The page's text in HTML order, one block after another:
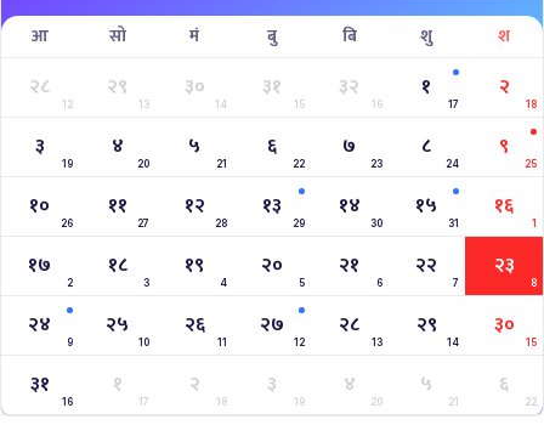
आ सो मं बु बि शु श
२८
12
२९
13
३०
14
३१
15
३२
16
१
17
२
18
३
19
४
20
५
21
६
22
७
23
८
24
९
25
१०
26
११
27
१२
28
१३
29
१४
30
१५
31
१६
1
१७
2
१८
3
१९
4
२०
5
२१
6
२२
7
२३
8
२४
9
२५
10
२६
11
२७
12
२८
13
२९
14
३०
15
३१
16
१
17
२
18
३
19
४
20
५
21
६
22